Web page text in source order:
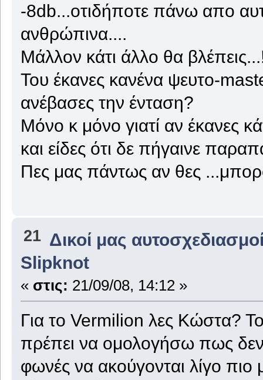
-8db...οτιδήποτε πάνω απο
ανθρώπινα....
Μάλλον κάτι άλλο θα
Του έκανες κανένα ψευτο-
ανέβασες την ένταση?
Μόνο κ μόνο γιατί αν έκανες
και είδες ότι δε πήγαινε
Πες μας πάντως αν θες
21 Δικοί μας
Slipknot
« στις: 21/09/08, 14:12 »
Για το Vermilion λες Κώστα?
πρέπει να ομολογήσω πως
φωνές να ακούγονται λίγο